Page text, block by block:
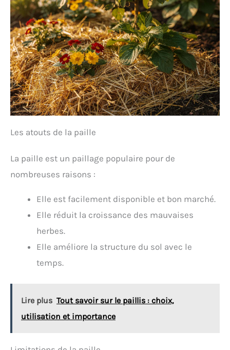
Les atouts de la paille
La paille est un paillage populaire pour de
nombreuses raisons :
Elle est facilement disponible et bon marché.
Elle réduit la croissance des mauvaises
herbes.
Elle améliore la structure du sol avec le
temps.
Lire plus Tout savoir sur le paillis : choix,
utilisation et importance